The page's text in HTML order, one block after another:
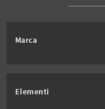
Marca
Elementi